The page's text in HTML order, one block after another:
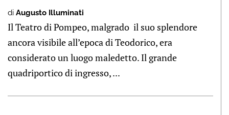
di Augusto Illuminati
Il Teatro di Pompeo, malgrado il suo splendore
ancora visibile all’epoca di Teodorico, era
considerato un luogo maledetto. Il grande
quadriportico di ingresso, ...